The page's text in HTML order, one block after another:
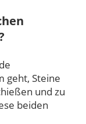
geht, Steine
und zu
beiden